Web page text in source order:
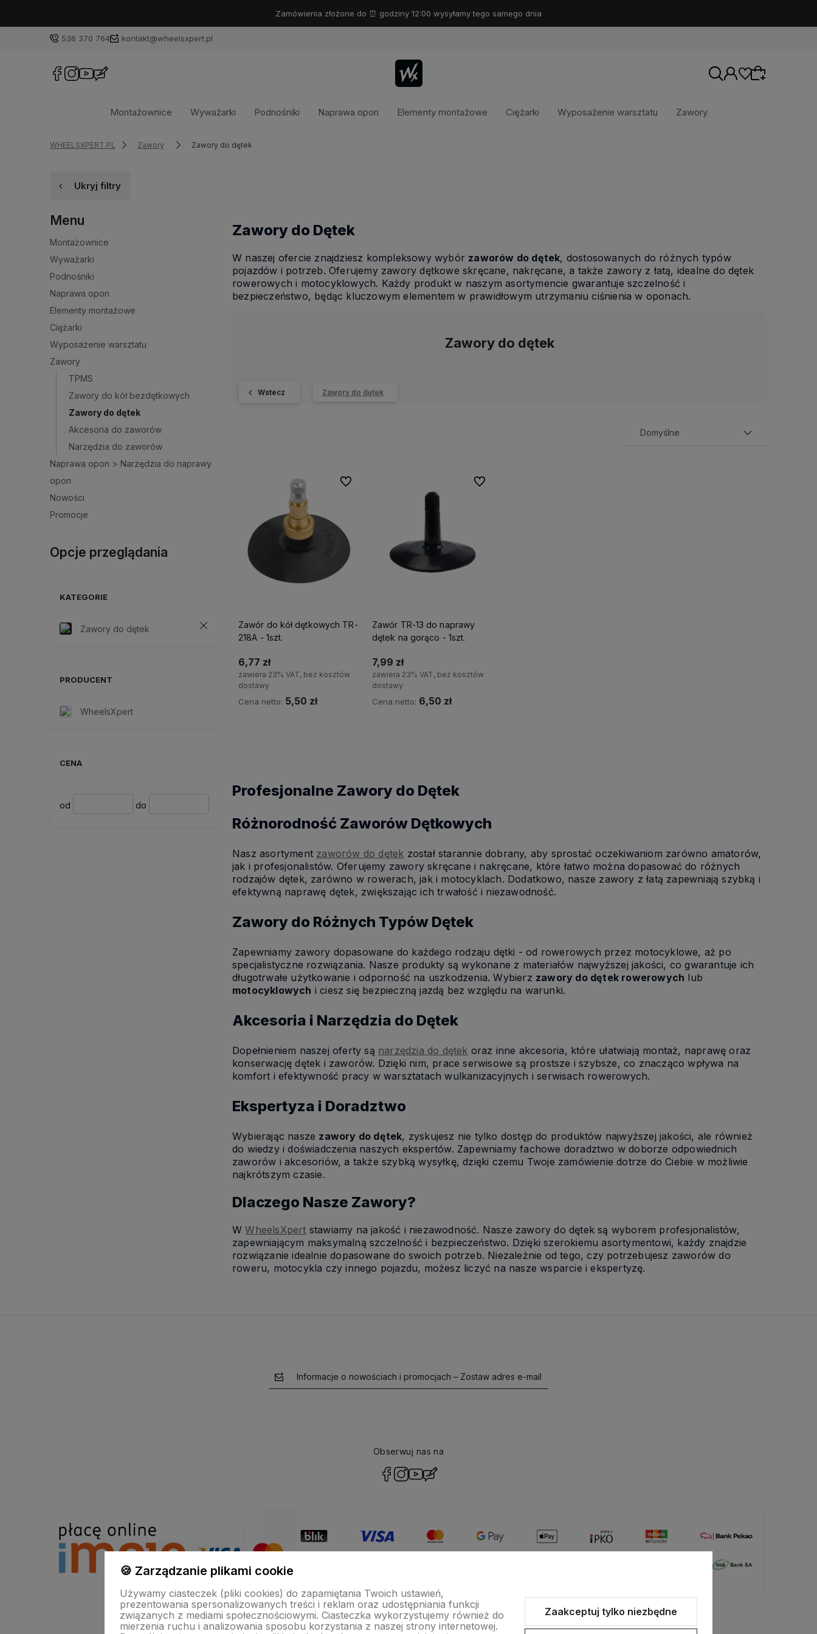
Zamówienia złożone do ⏰ godziny 12:00 wysyłamy tego samego dnia
536 370 764 kontakt@wheelsxpert.pl
Montażownice Wyważarki Podnośniki Naprawa opon Elementy montażowe Ciężarki Wyposażenie warsztatu Zawory
WHEELSXPERT.PL Zawory Zawory do dętek
Ukryj filtry
Menu
Montażownice
Wyważarki
Podnośniki
Naprawa opon
Elementy montażowe
Ciężarki
Wyposażenie warsztatu
Zawory
TPMS
Zawory do kół bezdętkowych
Zawory do dętek
Akcesoria do zaworów
Narzędzia do zaworów
Naprawa opon > Narzędzia do naprawy
opon
Nowości
Promocje
Opcje przeglądania
KATEGORIE
Zawory do dętek
PRODUCENT
WheelsXpert
CENA
od do
Zawory do Dętek
W naszej ofercie znajdziesz kompleksowy wybór zaworów do dętek, dostosowanych do różnych typów
pojazdów i potrzeb. Oferujemy zawory dętkowe skręcane, nakręcane, a także zawory z łatą, idealne do dętek
rowerowych i motocyklowych. Każdy produkt w naszym asortymencie gwarantuje szczelność i
bezpieczeństwo, będąc kluczowym elementem w prawidłowym utrzymaniu ciśnienia w oponach.
Zawory do dętek
Wstecz Zawory do dętek
Zawór do kół dętkowych TR-
218A - 1szt.
6,77 zł
zawiera 23% VAT, bez kosztów
dostawy
Cena netto: 5,50 zł
Do ulubionych
Zawór TR-13 do naprawy
dętek na gorąco - 1szt.
7,99 zł
zawiera 23% VAT, bez kosztów
dostawy
Cena netto: 6,50 zł
Do ulubionych
Profesjonalne Zawory do Dętek
Różnorodność Zaworów Dętkowych
Nasz asortyment zaworów do dętek został starannie dobrany, aby sprostać oczekiwaniom zarówno amatorów,
jak i profesjonalistów. Oferujemy zawory skręcane i nakręcane, które łatwo można dopasować do różnych
rodzajów dętek, zarówno w rowerach, jak i motocyklach. Dodatkowo, nasze zawory z łatą zapewniają szybką i
efektywną naprawę dętek, zwiększając ich trwałość i niezawodność.
Zawory do Różnych Typów Dętek
Zapewniamy zawory dopasowane do każdego rodzaju dętki - od rowerowych przez motocyklowe, aż po
specjalistyczne rozwiązania. Nasze produkty są wykonane z materiałów najwyższej jakości, co gwarantuje ich
długotrwałe użytkowanie i odporność na uszkodzenia. Wybierz zawory do dętek rowerowych lub
motocyklowych i ciesz się bezpieczną jazdą bez względu na warunki.
Akcesoria i Narzędzia do Dętek
Dopełnieniem naszej oferty są narzędzia do dętek oraz inne akcesoria, które ułatwiają montaż, naprawę oraz
konserwację dętek i zaworów. Dzięki nim, prace serwisowe są prostsze i szybsze, co znacząco wpływa na
komfort i efektywność pracy w warsztatach wulkanizacyjnych i serwisach rowerowych.
Ekspertyza i Doradztwo
Wybierając nasze zawory do dętek, zyskujesz nie tylko dostęp do produktów najwyższej jakości, ale również
do wiedzy i doświadczenia naszych ekspertów. Zapewniamy fachowe doradztwo w doborze odpowiednich
zaworów i akcesoriów, a także szybką wysyłkę, dzięki czemu Twoje zamówienie dotrze do Ciebie w możliwie
najkrótszym czasie.
Dlaczego Nasze Zawory?
WWheelsXpert stawiamy na jakość i niezawodność. Nasze zawory do dętek są wyborem profesjonalistów,
zapewniającym maksymalną szczelność i bezpieczeństwo. Dzięki szerokiemu asortymentowi, każdy znajdzie
rozwiązanie idealnie dopasowane do swoich potrzeb. Niezależnie od tego, czy potrzebujesz zaworów do
roweru, motocykla czy innego pojazdu, możesz liczyć na nasze wsparcie i ekspertyzę.
Informacje o nowościach i promocjach – Zostaw adres e-mail
Obserwuj nas na
🍪 Zarządzanie plikami cookie
Używamy ciasteczek (pliki cookies) do zapamiętania Twoich ustawień,
prezentowania spersonalizowanych treści i reklam oraz udostępniania funkcji
związanych z mediami społecznościowymi. Ciasteczka wykorzystujemy również do
mierzenia ruchu i analizowania sposobu korzystania z naszej strony internetowej.
Zaakceptuj tylko niezbędne